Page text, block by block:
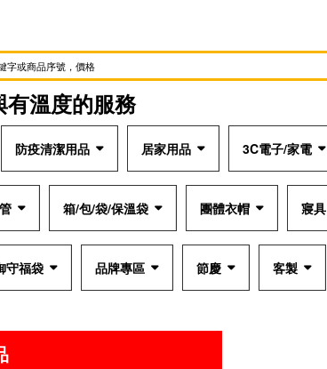
有溫度的服務
防疫清潔用品 居家用品 3C電子/家電
箱/包/袋/保溫袋 團體衣帽 寢具
守福袋 品牌專區 節慶 客製